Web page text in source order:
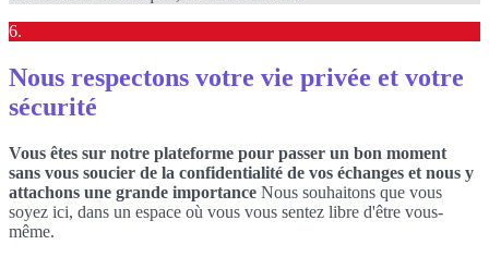
6.
Nous respectons votre vie privée et votre
sécurité
Vous êtes sur notre plateforme pour passer un bon moment
sans vous soucier de la confidentialité de vos échanges et nous y
attachons une grande importance Nous souhaitons que vous
soyez ici, dans un espace où vous vous sentez libre d'être vous-
même.